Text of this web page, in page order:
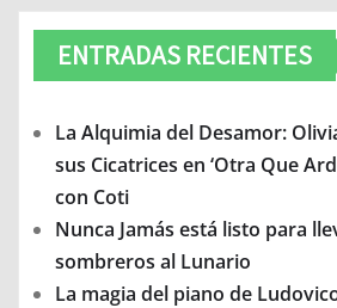
ENTRADAS RECIENTES
La Alquimia del Desamor:
sus Cicatrices en ‘Otra Que
con Coti
Nunca Jamás está listo para
sombreros al Lunario
La magia del piano de